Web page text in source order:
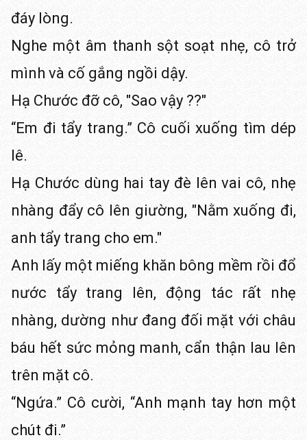
đáy lòng.
Nghe một âm thanh sột soạt nhẹ, cô trở
mình và cố gắng ngồi dậy.
Hạ Chước đỡ cô, "Sao vậy ??"
“Em đi tẩy trang.” Cô cuối xuống tìm dép
lê.
Hạ Chước dùng hai tay đè lên vai cô, nhẹ
nhàng đẩy cô lên giường, "Nằm xuống đi,
anh tẩy trang cho em."
Anh lấy một miếng khăn bông mềm rồi đổ
nước tẩy trang lên, động tác rất nhẹ
nhàng, dường như đang đối mặt với châu
báu hết sức mỏng manh, cẩn thận lau lên
trên mặt cô.
“Ngứa.” Cô cười, “Anh mạnh tay hơn một
chút đi.”